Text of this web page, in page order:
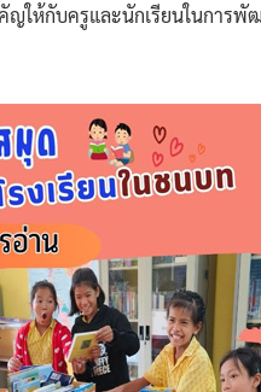
ญให้กับครูและนักเรียนในการพั